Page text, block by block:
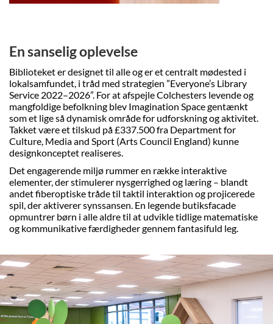
En sanselig oplevelse
Biblioteket er designet til alle og er et centralt mødested i
lokalsamfundet, i tråd med strategien ”Everyone’s Library
Service 2022–2026”. For at afspejle Colchesters levende og
mangfoldige befolkning blev Imagination Space gentænkt
som et lige så dynamisk område for udforskning og aktivitet.
Takket være et tilskud på £337.500 fra Department for
Culture, Media and Sport (Arts Council England) kunne
designkonceptet realiseres.
Det engagerende miljø rummer en række interaktive
elementer, der stimulerer nysgerrighed og læring – blandt
andet fiberoptiske tråde til taktil interaktion og projicerede
spil, der aktiverer synssansen. En legende butiksfacade
opmuntrer børn i alle aldre til at udvikle tidlige matematiske
og kommunikative færdigheder gennem fantasifuld leg.